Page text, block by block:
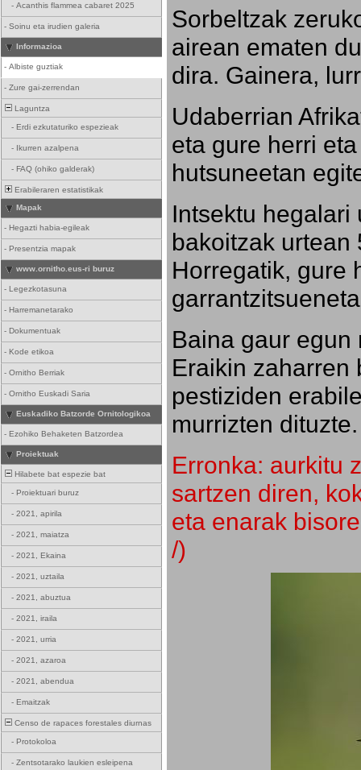
- Acanthis flammea cabaret 2025
- Soinu eta irudien galeria
Informazioa
- Albiste guztiak
- Zure gai-zerrendan
Laguntza
- Erdi ezkutaturiko espezieak
- Ikurren azalpena
- FAQ (ohiko galderak)
Erabileraren estatistikak
Mapak
- Hegazti habia-egileak
- Presentzia mapak
www.ornitho.eus-ri buruz
- Legezkotasuna
- Harremanetarako
- Dokumentuak
- Kode etikoa
- Ornitho Berriak
- Ornitho Euskadi Saria
Euskadiko Batzorde Ornitologikoa
- Ezohiko Behaketen Batzordea
Proiektuak
Hilabete bat espezie bat
- Proiektuari buruz
- 2021, apirila
- 2021, maiatza
- 2021, Ekaina
- 2021, uztaila
- 2021, abuztua
- 2021, iraila
- 2021, urria
- 2021, azaroa
- 2021, abendua
- Emaitzak
Censo de rapaces forestales diurnas
- Protokoloa
- Zentsotarako laukien esleipena
Sorbeltzak
airean ematen
dira. Gainera,
Udaberrian
eta gure herri
hutsuneetan
Intsektu hegalari
bakoitzak urtean
Horregatik, gure
Baina gaur egun
Eraikin zaharren
pestiziden
murrizten dituzte.
Erronka: aurkitu
sartzen diren,
eta enarak
/)